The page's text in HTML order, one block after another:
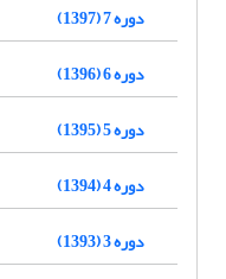
دوره 7 (1397)
دوره 6 (1396)
دوره 5 (1395)
دوره 4 (1394)
دوره 3 (1393)